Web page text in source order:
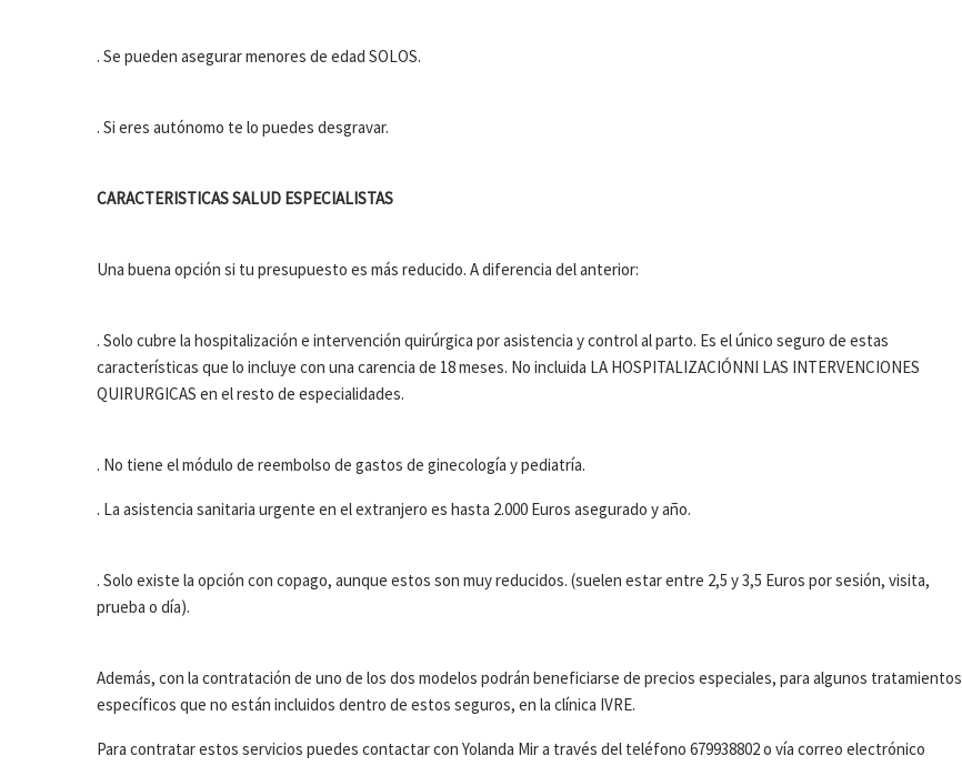
. Se pueden asegurar menores de edad SOLOS.
. Si eres autónomo te lo puedes desgravar.
CARACTERISTICAS SALUD ESPECIALISTAS
Una buena opción si tu presupuesto es más reducido. A diferencia del anterior:
. Solo cubre la hospitalización e intervención quirúrgica por asistencia y control al parto. Es el único seguro de estas
características que lo incluye con una carencia de 18 meses. No incluida LA HOSPITALIZACIÓNNI LAS INTERVENCIONES
QUIRURGICAS en el resto de especialidades.
. No tiene el módulo de reembolso de gastos de ginecología y pediatría.
. La asistencia sanitaria urgente en el extranjero es hasta 2.000 Euros asegurado y año.
. Solo existe la opción con copago, aunque estos son muy reducidos. (suelen estar entre 2,5 y 3,5 Euros por sesión, visita,
prueba o día).
Además, con la contratación de uno de los dos modelos podrán beneficiarse de precios especiales, para algunos tratamientos
específicos que no están incluidos dentro de estos seguros, en la clínica IVRE.
Para contratar estos servicios puedes contactar con Yolanda Mir a través del teléfono 679938802 o vía correo electrónico